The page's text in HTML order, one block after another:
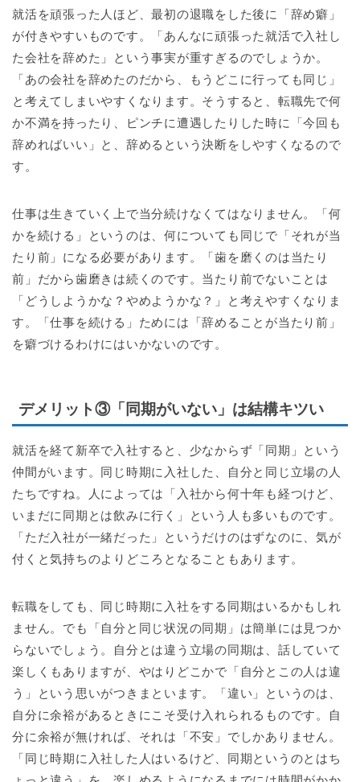
就活を頑張った人ほど、最初の退職をした後に「辞め癖」
が付きやすいものです。「あんなに頑張った就活で入社し
た会社を辞めた」という事実が重すぎるのでしょうか。
「あの会社を辞めたのだから、もうどこに行っても同じ」
と考えてしまいやすくなります。そうすると、転職先で何
か不満を持ったり、ピンチに遭遇したりした時に「今回も
辞めればいい」と、辞めるという決断をしやすくなるので
す。
仕事は生きていく上で当分続けなくてはなりません。「何
かを続ける」というのは、何についても同じで「それが当
たり前」になる必要があります。「歯を磨くのは当たり
前」だから歯磨きは続くのです。当たり前でないことは
「どうしようかな？やめようかな？」と考えやすくなりま
す。「仕事を続ける」ためには「辞めることが当たり前」
を癖づけるわけにはいかないのです。
デメリット③「同期がいない」は結構キツい
就活を経て新卒で入社すると、少なからず「同期」という
仲間がいます。同じ時期に入社した、自分と同じ立場の人
たちですね。人によっては「入社から何十年も経つけど、
いまだに同期とは飲みに行く」という人も多いものです。
「ただ入社が一緒だった」というだけのはずなのに、気が
付くと気持ちのよりどころとなることもあります。
転職をしても、同じ時期に入社をする同期はいるかもしれ
ません。でも「自分と同じ状況の同期」は簡単には見つか
らないでしょう。自分とは違う立場の同期は、話していて
楽しくもありますが、やはりどこかで「自分とこの人は違
う」という思いがつきまといます。「違い」というのは、
自分に余裕があるときにこそ受け入れられるものです。自
分に余裕が無ければ、それは「不安」でしかありません。
「同じ時期に入社した人はいるけど、同期というのとはち